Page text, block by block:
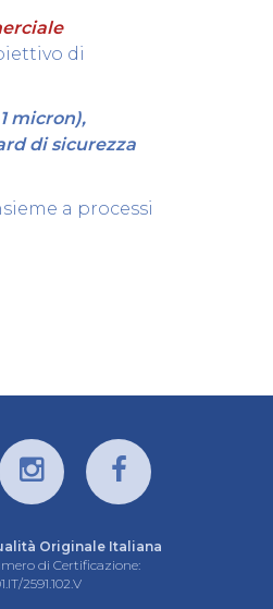
di
micron),
di sicurezza
a processi
Originale Italiana
di Certificazione:
2591.102.V